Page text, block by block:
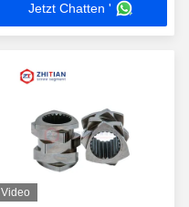
Jetzt Chatten '
Video